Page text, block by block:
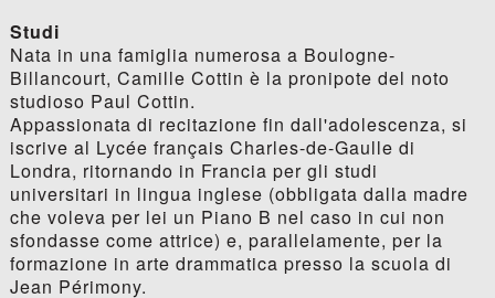
Studi
Nata in una famiglia numerosa a Boulogne-
Billancourt, Camille Cottin è la pronipote del noto
studioso Paul Cottin.
Appassionata di recitazione fin dall'adolescenza, si
iscrive al Lycée français Charles-de-Gaulle di
Londra, ritornando in Francia per gli studi
universitari in lingua inglese (obbligata dalla madre
che voleva per lei un Piano B nel caso in cui non
sfondasse come attrice) e, parallelamente, per la
formazione in arte drammatica presso la scuola di
Jean Périmony.